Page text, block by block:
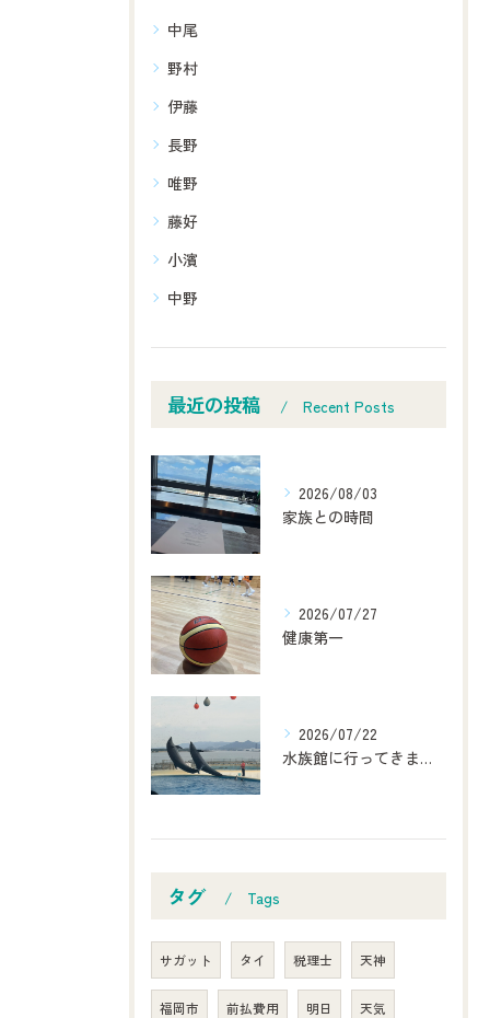
中尾
野村
伊藤
長野
唯野
藤好
小濱
中野
最近の投稿 Recent Posts
2026/08/03
家族との時間
2026/07/27
健康第一
2026/07/22
水族館に行ってきました！
タグ Tags
サガット タイ 税理士 天神
福岡市 前払費用 明日 天気